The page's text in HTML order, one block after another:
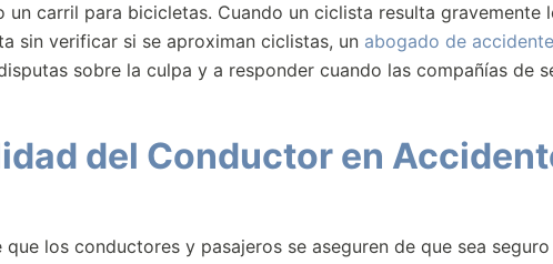
carril para bicicletas. Cuando un ciclista resulta gravemente
sin verificar si se aproximan ciclistas, un abogado de
sobre la culpa y a responder cuando las compañías de
del Conductor en
los conductores y pasajeros se aseguren de que sea